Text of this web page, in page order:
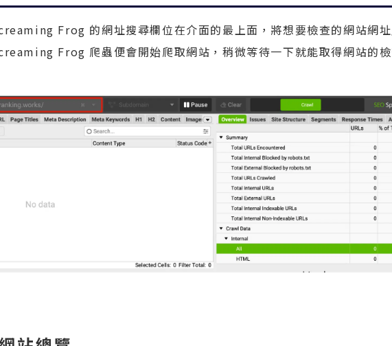
Frog 的網址搜尋欄位在介面的最上面，將想要檢查的網站網
Frog 爬蟲便會開始爬取網站，稍微等待一下就能取得網站的